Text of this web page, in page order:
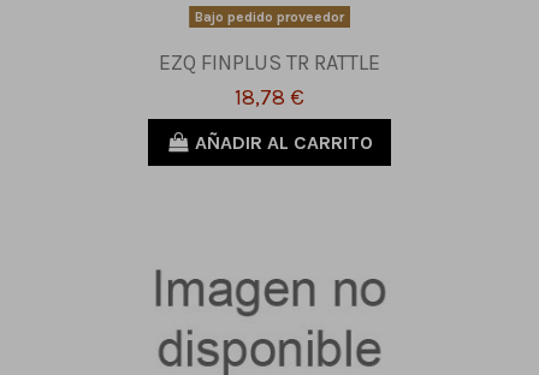
Bajo pedido proveedor
EZQ FINPLUS TR RATTLE
18,78 €
AÑADIR AL CARRITO